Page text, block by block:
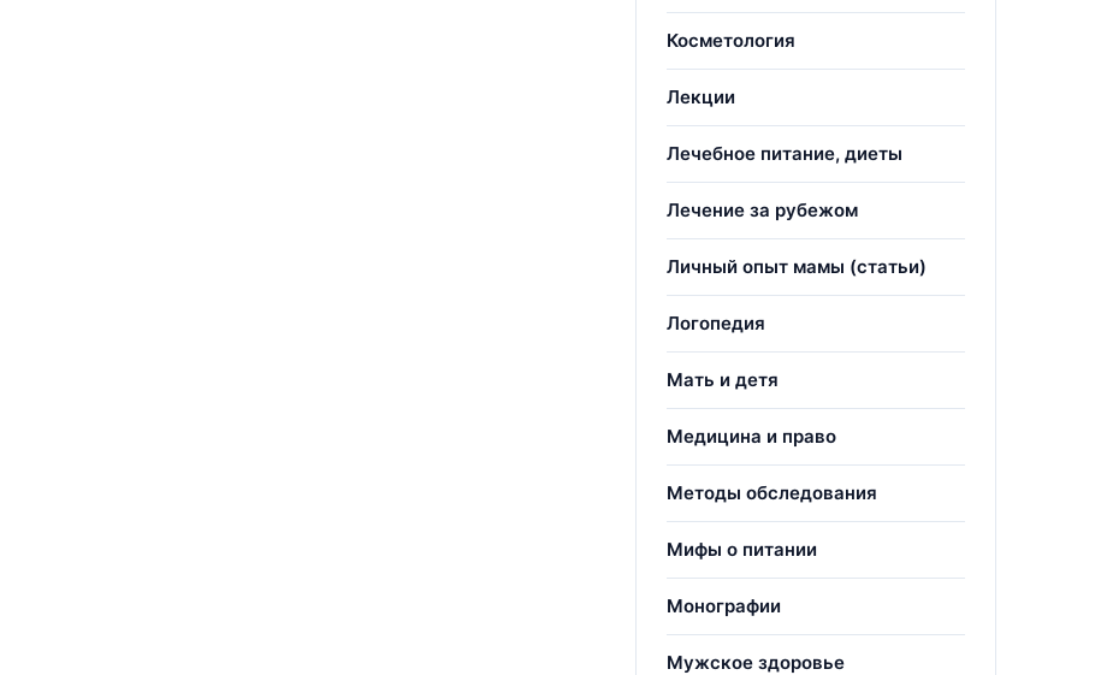
Косметология
Лекции
Лечебное питание, диеты
Лечение за рубежом
Личный опыт мамы (статьи)
Логопедия
Мать и детя
Медицина и право
Методы обследования
Мифы о питании
Монографии
Мужское здоровье